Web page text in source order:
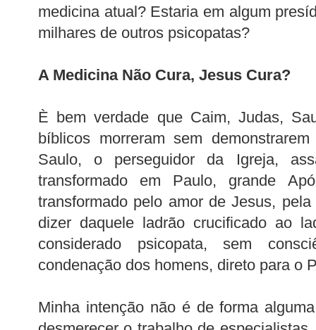
medicina atual? Estaria em algum
milhares de outros psicopatas?
A Medicina Não Cura, Jesus Cura?
È bem verdade que Caim, Judas,
bíblicos morreram sem
Saulo, o perseguidor da Igreja,
transformado em Paulo, grande
transformado pelo amor de Jesus,
dizer daquele ladrão crucificado ao
considerado psicopata, sem
condenação dos homens, direto para o
Minha intenção não é de forma